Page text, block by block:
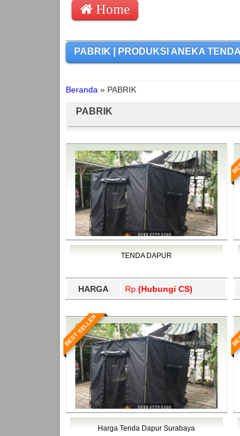
Home
PABRIK | PRODUKSI ANEKA
Beranda » PABRIK
PABRIK
TENDA DAPUR
HARGA Rp. (Hubungi CS)
BEST SELLER
Harga Tenda Dapur Surabaya